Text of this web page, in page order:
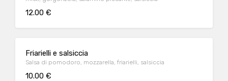
12.00 €
Friarielli e salsiccia
Salsa di pomodoro, mozzarella, friarielli, salsiccia
10.00 €